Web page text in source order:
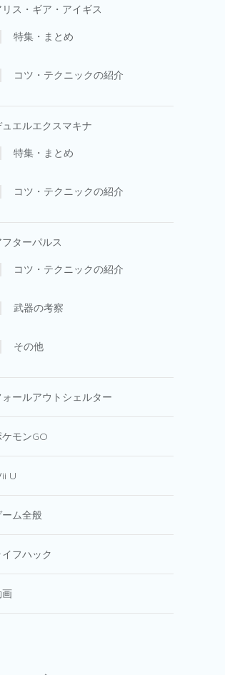
リス・ギア・アイギス
特集・まとめ
コツ・テクニックの紹介
エルエクスマキナ
特集・まとめ
コツ・テクニックの紹介
フターパルス
コツ・テクニックの紹介
武器の考察
その他
ォールアウトシェルター
モンGO
U
ーム全般
イフハック
画